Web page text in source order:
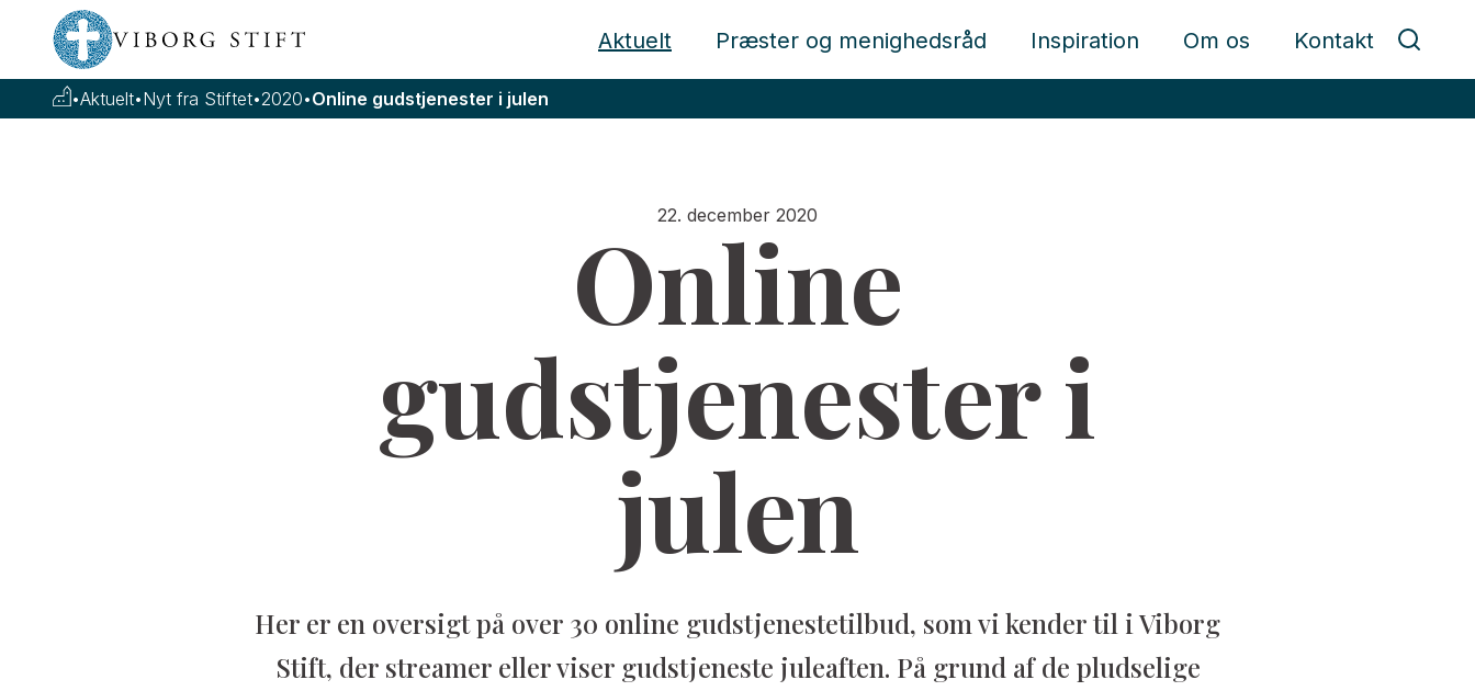
Aktuelt Præster og menighedsråd Inspiration Om os Kontakt
•Aktuelt•Nyt fra Stiftet•2020•Online gudstjenester i julen
22. december 2020
Online
gudstjenester i
julen
Her er en oversigt på over 30 online gudstjenestetilbud, som vi kender til i Viborg
Stift, der streamer eller viser gudstjeneste juleaften. På grund af de pludselige